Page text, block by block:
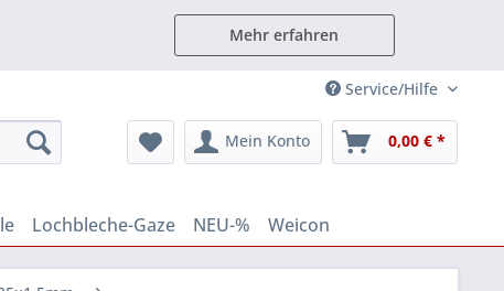
Mehr erfahren
Service/Hilfe
Mein Konto 0,00 € *
Lochbleche-Gaze NEU-% Weicon